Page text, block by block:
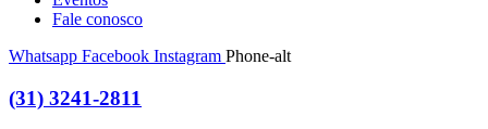
Fale conosco
Whatsapp Facebook Instagram Phone-alt
(31) 3241-2811